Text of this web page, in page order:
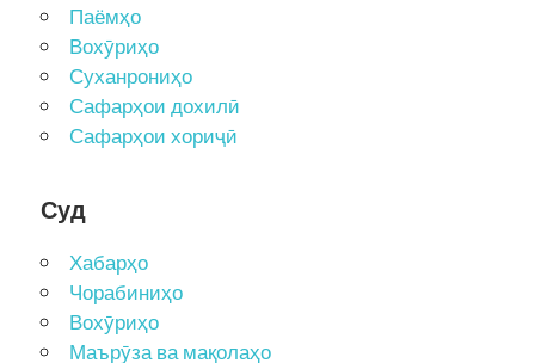
Паёмҳо
Вохӯриҳо
Суханрониҳо
Сафарҳои дохилӣ
Сафарҳои хориҷӣ
Суд
Хабарҳо
Чорабиниҳо
Вохӯриҳо
Маърӯза ва мақолаҳо